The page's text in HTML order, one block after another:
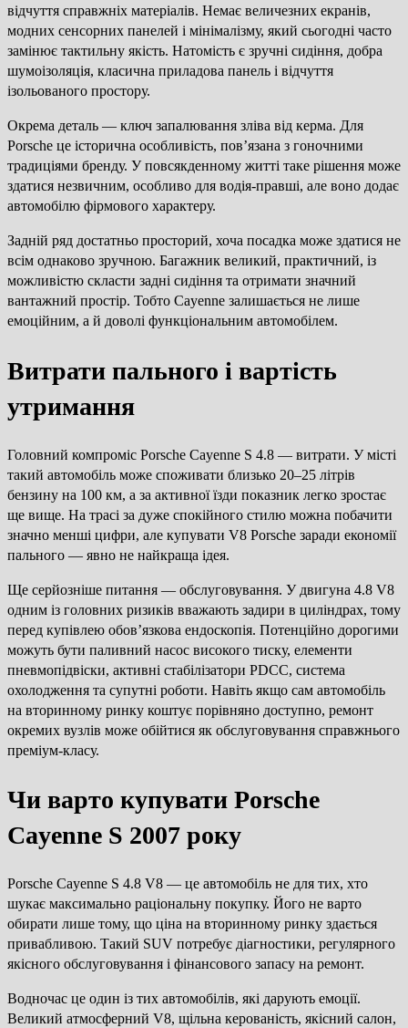
відчуття справжніх матеріалів. Немає величезних екранів,
модних сенсорних панелей і мінімалізму, який сьогодні часто
замінює тактильну якість. Натомість є зручні сидіння, добра
шумоізоляція, класична приладова панель і відчуття
ізольованого простору.
Окрема деталь — ключ запалювання зліва від керма. Для
Porsche це історична особливість, пов’язана з гоночними
традиціями бренду. У повсякденному житті таке рішення може
здатися незвичним, особливо для водія-правші, але воно додає
автомобілю фірмового характеру.
Задній ряд достатньо просторий, хоча посадка може здатися не
всім однаково зручною. Багажник великий, практичний, із
можливістю скласти задні сидіння та отримати значний
вантажний простір. Тобто Cayenne залишається не лише
емоційним, а й доволі функціональним автомобілем.
Витрати пального і вартість
утримання
Головний компроміс Porsche Cayenne S 4.8 — витрати. У місті
такий автомобіль може споживати близько 20–25 літрів
бензину на 100 км, а за активної їзди показник легко зростає
ще вище. На трасі за дуже спокійного стилю можна побачити
значно менші цифри, але купувати V8 Porsche заради економії
пального — явно не найкраща ідея.
Ще серйозніше питання — обслуговування. У двигуна 4.8 V8
одним із головних ризиків вважають задири в циліндрах, тому
перед купівлею обов’язкова ендоскопія. Потенційно дорогими
можуть бути паливний насос високого тиску, елементи
пневмопідвіски, активні стабілізатори PDCC, система
охолодження та супутні роботи. Навіть якщо сам автомобіль
на вторинному ринку коштує порівняно доступно, ремонт
окремих вузлів може обійтися як обслуговування справжнього
преміум-класу.
Чи варто купувати Porsche
Cayenne S 2007 року
Porsche Cayenne S 4.8 V8 — це автомобіль не для тих, хто
шукає максимально раціональну покупку. Його не варто
обирати лише тому, що ціна на вторинному ринку здається
привабливою. Такий SUV потребує діагностики, регулярного
якісного обслуговування і фінансового запасу на ремонт.
Водночас це один із тих автомобілів, які дарують емоції.
Великий атмосферний V8, щільна керованість, якісний салон,